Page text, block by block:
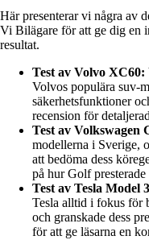
Här presenterar vi några av
Vi Bilägare för att ge dig en
resultat.
Test av Volvo XC60:
Volvos populära suv-
säkerhetsfunktioner
recension för
Test av Volkswagen
modellerna i Sverige,
att bedöma dess
på hur Golf presterade
Test av Tesla Model
Tesla alltid i fokus för
och granskade dess
för att ge läsarna en